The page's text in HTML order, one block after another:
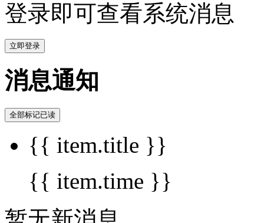
登录即可查看系统消息
立即登录
消息通知
全部标记已读
{{ item.title }}
{{ item.time }}